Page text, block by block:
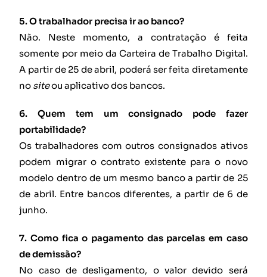
5. O trabalhador precisa ir ao banco?
Não. Neste momento, a contratação é feita
somente por meio da Carteira de Trabalho Digital.
A partir de 25 de abril, poderá ser feita diretamente
no siteou aplicativo dos bancos.
6. Quem tem um consignado pode fazer
portabilidade?
Os trabalhadores com outros consignados ativos
podem migrar o contrato existente para o novo
modelo dentro de um mesmo banco a partir de 25
de abril. Entre bancos diferentes, a partir de 6 de
junho.
7. Como fica o pagamento das parcelas em caso
de demissão?
No caso de desligamento, o valor devido será